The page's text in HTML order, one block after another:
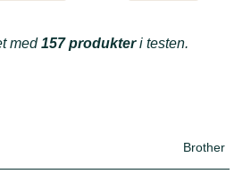
med157 produkteri testen.
Brother